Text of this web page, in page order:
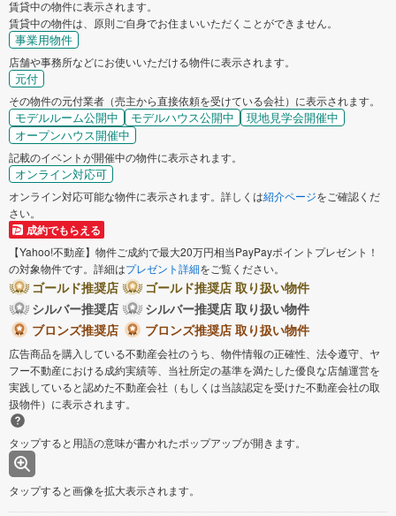
賃貸中の物件に表示されます。
賃貸中の物件は、原則ご自身でお住まいいただくことができません。
事業用物件
店舗や事務所などにお使いいただける物件に表示されます。
元付
その物件の元付業者（売主から直接依頼を受けている会社）に表示されます。
モデルルーム公開中 モデルハウス公開中
現地見学会開催中
オープンハウス開催中
記載のイベントが開催中の物件に表示されます。
オンライン対応可
オンライン対応可能な物件に表示されます。詳しくは紹介ページをご確認くだ
さい。
成約でもらえる
【Yahoo!不動産】物件ご成約で最大20万円相当PayPayポイントプレゼント！
の対象物件です。詳細はプレゼント詳細をご覧ください。
ゴールド推奨店
ゴールド推奨店 取り扱い物件
シルバー推奨店
シルバー推奨店 取り扱い物件
ブロンズ推奨店
ブロンズ推奨店 取り扱い物件
広告商品を購入している不動産会社のうち、物件情報の正確性、法令遵守、ヤ
フー不動産における成約実績等、当社所定の基準を満たした優良な店舗運営を
実践していると認めた不動産会社（もしくは当該認定を受けた不動産会社の取
扱物件）に表示されます。
タップすると用語の意味が書かれたポップアップが開きます。
タップすると画像を拡大表示されます。